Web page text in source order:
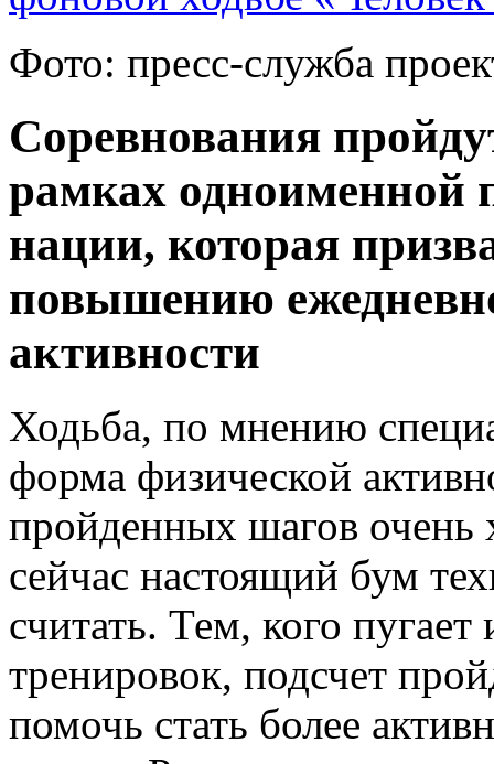
Фото: пресс-служба
Соревнования
рамках одноименной
нации, которая
повышению
активности
Ходьба, по мнению
форма физической
пройденных шагов очень
сейчас настоящий бум
считать. Тем, кого
тренировок, подсчет
помочь стать более